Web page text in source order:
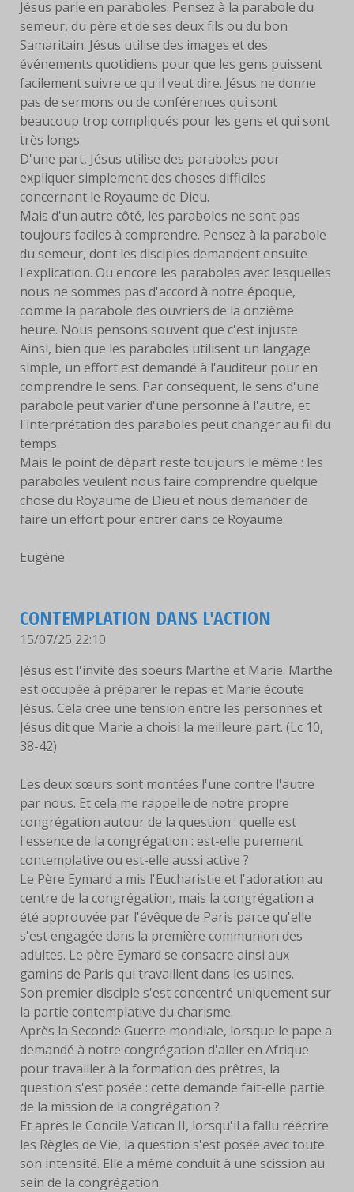
FACEBOOK
SERVANTES
PRIÈRES
PRIÈRE À EYMARD
NEUVAINE
PRIÈRE AVEC MARIE
PRIÈRE POUR LE DON DE
PRIÈRE POUR VOCATIONS
HISTOIRE
LIVRES
EUCHARISTIE
BLOG
PHOTOS
PHOTOS
CONTACT
Jésus parle en paraboles. Pensez à la parabole du
semeur, du père et de ses deux fils ou du bon
Samaritain. Jésus utilise des images et des
événements quotidiens pour que les gens puissent
facilement suivre ce qu'il veut dire. Jésus ne donne
pas de sermons ou de conférences qui sont
beaucoup trop compliqués pour les gens et qui sont
très longs.
D'une part, Jésus utilise des paraboles pour
expliquer simplement des choses difficiles
concernant le Royaume de Dieu.
Mais d'un autre côté, les paraboles ne sont pas
toujours faciles à comprendre. Pensez à la parabole
du semeur, dont les disciples demandent ensuite
l'explication. Ou encore les paraboles avec lesquelles
nous ne sommes pas d'accord à notre époque,
comme la parabole des ouvriers de la onzième
heure. Nous pensons souvent que c'est injuste.
Ainsi, bien que les paraboles utilisent un langage
simple, un effort est demandé à l'auditeur pour en
comprendre le sens. Par conséquent, le sens d'une
parabole peut varier d'une personne à l'autre, et
l'interprétation des paraboles peut changer au fil du
temps.
Mais le point de départ reste toujours le même : les
paraboles veulent nous faire comprendre quelque
chose du Royaume de Dieu et nous demander de
faire un effort pour entrer dans ce Royaume.
Eugène
CONTEMPLATION DANS L'ACTION
15/07/25 22:10
Jésus est l'invité des soeurs Marthe et Marie. Marthe
est occupée à préparer le repas et Marie écoute
Jésus. Cela crée une tension entre les personnes et
Jésus dit que Marie a choisi la meilleure part. (Lc 10,
38-42)
Les deux sœurs sont montées l'une contre l'autre
par nous. Et cela me rappelle de notre propre
congrégation autour de la question : quelle est
l'essence de la congrégation : est-elle purement
contemplative ou est-elle aussi active ?
Le Père Eymard a mis l'Eucharistie et l'adoration au
centre de la congrégation, mais la congrégation a
été approuvée par l'évêque de Paris parce qu'elle
s'est engagée dans la première communion des
adultes. Le père Eymard se consacre ainsi aux
gamins de Paris qui travaillent dans les usines.
Son premier disciple s'est concentré uniquement sur
la partie contemplative du charisme.
Après la Seconde Guerre mondiale, lorsque le pape a
demandé à notre congrégation d'aller en Afrique
pour travailler à la formation des prêtres, la
question s'est posée : cette demande fait-elle partie
de la mission de la congrégation ?
Et après le Concile Vatican II, lorsqu'il a fallu réécrire
les Règles de Vie, la question s'est posée avec toute
son intensité. Elle a même conduit à une scission au
sein de la congrégation.